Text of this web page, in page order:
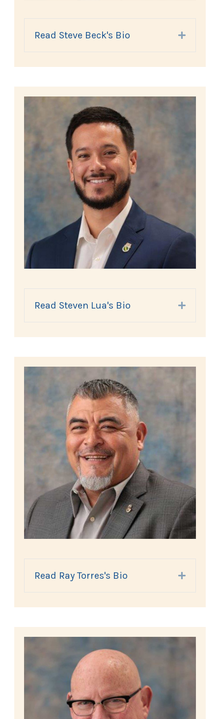
Read Steve Beck's Bio Expand
Read Steven Lua's Bio Expand
Read Ray Torres's Bio Expand